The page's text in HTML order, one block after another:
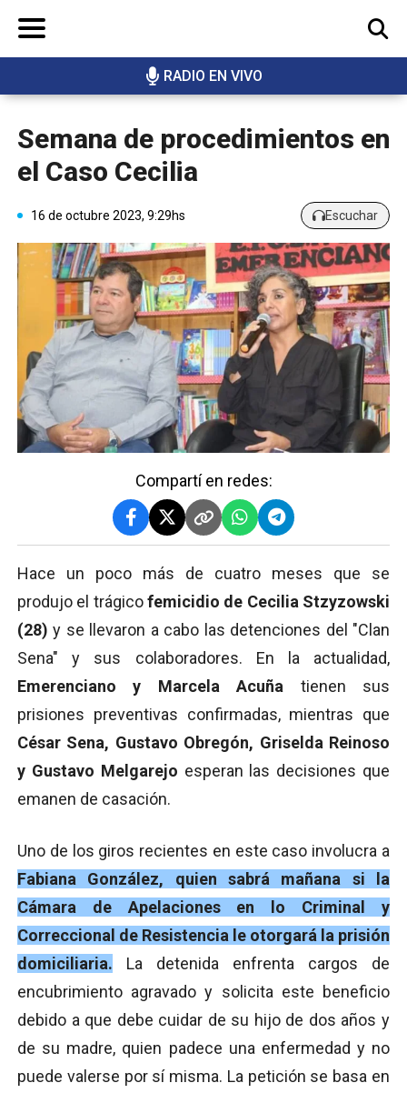
RADIO EN VIVO
BUSCAR
Semana de procedimientos en
el Caso Cecilia
16 de octubre 2023, 9:29hs Escuchar
Compartí en redes:
Hace un poco más de cuatro meses que se
produjo el trágicofemicidio de Cecilia Stzyzowski
(28) y se llevaron a cabo las detenciones del "Clan
Sena" y sus colaboradores. En la actualidad,
Emerenciano y Marcela Acuña tienen sus
prisiones preventivas confirmadas, mientras que
César Sena, Gustavo Obregón, Griselda Reinoso
y Gustavo Melgarejo esperan las decisiones que
emanen de casación.
Uno de los giros recientes en este caso involucra a
Fabiana González, quien sabrá mañana si la
Cámara de Apelaciones en lo Criminal y
Correccional de Resistencia le otorgará la prisión
domiciliaria. La detenida enfrenta cargos de
encubrimiento agravado y solicita este beneficio
debido a que debe cuidar de su hijo de dos años y
de su madre, quien padece una enfermedad y no
puede valerse por sí misma. La petición se basa en